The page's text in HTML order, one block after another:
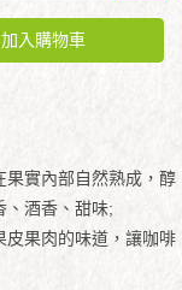
加入購物車
果實內部自然熟成，醇
、酒香、甜味;
皮果肉的味道，讓咖啡